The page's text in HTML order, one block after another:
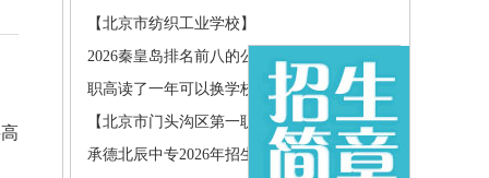
【北京市纺织工业学校】
2026秦皇岛排名前八的公办中职学..
职高读了一年可以换学校吗?转学需..
【北京市门头沟区第一职业高中】
承德北辰中专2026年招生简章